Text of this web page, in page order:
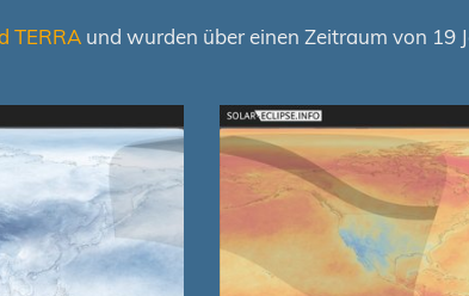
TERRA und wurden über einen Zeitraum von 19